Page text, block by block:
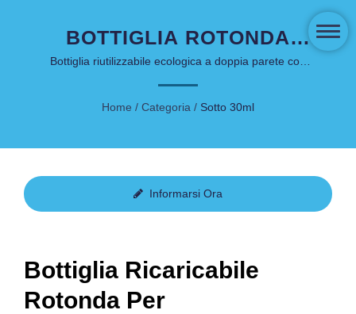
BOTTIGLIA ROTONDA
RIUTILIZZABILE PER
LOZIONE/SPRAY 30ML -
IMBALLAGGIO DI LUSSO
SOSTENIBILE
Bottiglia riutilizzabile ecologica a doppia parete con
Home / Categoria / Sotto 30ml
Informarsi Ora
Bottiglia Ricaricabile
Rotonda Per